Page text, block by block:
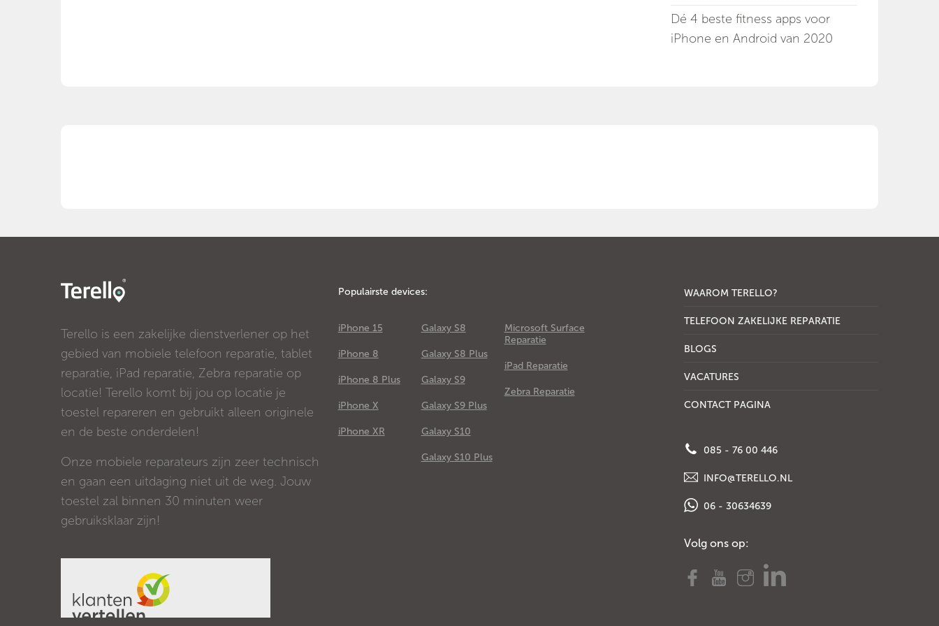
Dé 4 beste fitness apps voor
iPhone en Android van 2020
Terello is een zakelijke dienstverlener op het
gebied van mobiele telefoon reparatie, tablet
reparatie, iPad reparatie, Zebra reparatie op
locatie! Terello komt bij jou op locatie je
toestel repareren en gebruikt alleen originele
en de beste onderdelen!
Onze mobiele reparateurs zijn zeer technisch
en gaan een uitdaging niet uit de weg. Jouw
toestel zal binnen 30 minuten weer
gebruiksklaar zijn!
Populairste devices:
iPhone 15
iPhone 8
iPhone 8 Plus
iPhone X
iPhone XR
Galaxy S8
Galaxy S8 Plus
Galaxy S9
Galaxy S9 Plus
Galaxy S10
Galaxy S10 Plus
Microsoft Surface
Reparatie
iPad Reparatie
Zebra Reparatie
WAAROM TERELLO?
TELEFOON ZAKELIJKE REPARATIE
BLOGS
VACATURES
CONTACT PAGINA
085 - 76 00 446
INFO@TERELLO.NL
06 - 30634639
Volg ons op: